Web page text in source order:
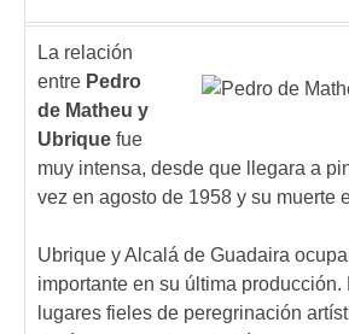
La relación
entre Pedro
de Matheu y
Ubrique fue
muy intensa, desde que llegara a
vez en agosto de 1958 y su muerte
Ubrique y Alcalá de Guadaira
importante en su última producción.
lugares fieles de peregrinación